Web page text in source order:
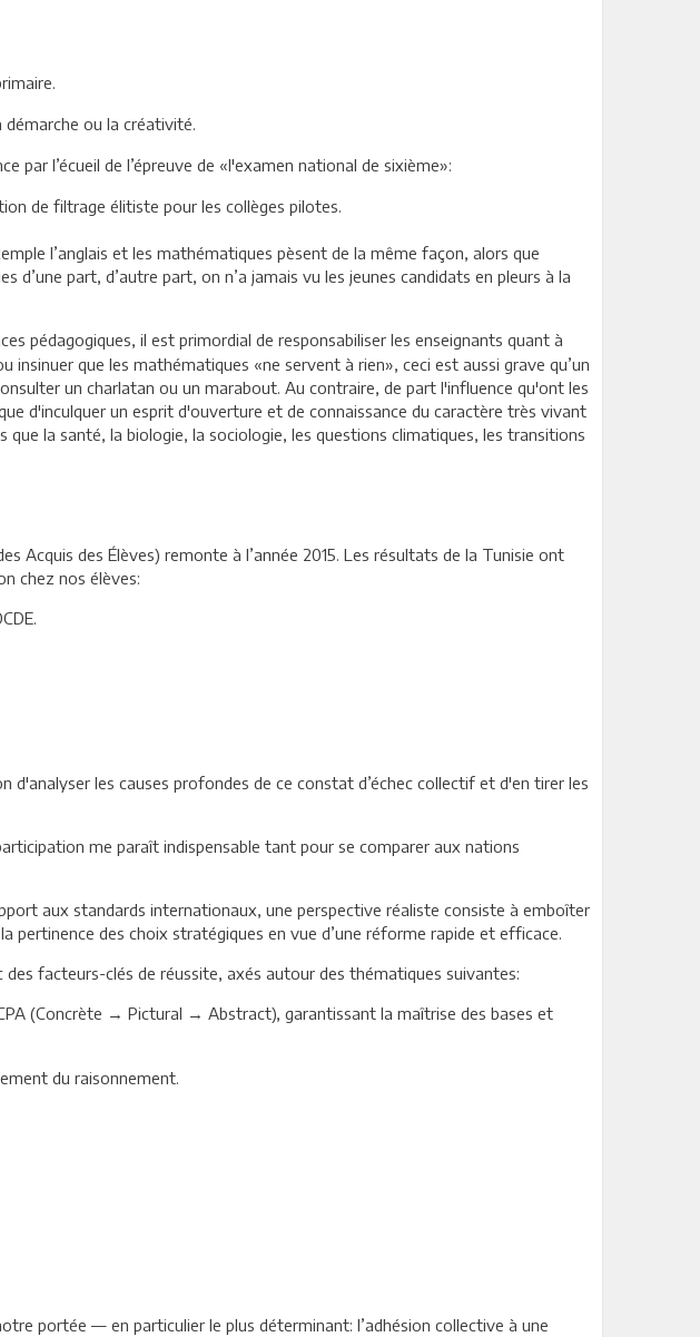
ou la créativité.
par l’écueil de l’épreuve de «l'examen national de sixième»:
de filtrage élitiste pour les collèges pilotes.
l’anglais et les mathématiques pèsent de la même façon, alors que
d’une part, d’autre part, on n’a jamais vu les jeunes candidats en pleurs à la
pédagogiques, il est primordial de responsabiliser les enseignants quant à
insinuer que les mathématiques «ne servent à rien», ceci est aussi grave qu’un
un charlatan ou un marabout. Au contraire, de part l'influence qu'ont les
d'inculquer un esprit d'ouverture et de connaissance du caractère très vivant
la santé, la biologie, la sociologie, les questions climatiques, les transitions
Acquis des Élèves) remonte à l’année 2015. Les résultats de la Tunisie ont
chez nos élèves:
d'analyser les causes profondes de ce constat d’échec collectif et d'en tirer les
me paraît indispensable tant pour se comparer aux nations
aux standards internationaux, une perspective réaliste consiste à emboîter
pertinence des choix stratégiques en vue d’une réforme rapide et efficace.
facteurs-clés de réussite, axés autour des thématiques suivantes:
(Concrète → Pictural → Abstract), garantissant la maîtrise des bases et
du raisonnement.
portée — en particulier le plus déterminant: l’adhésion collective à une